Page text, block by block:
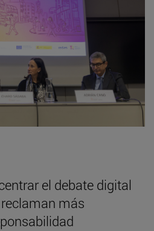
el debate digital
más